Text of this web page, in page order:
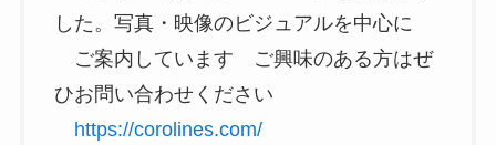
した。写真・映像のビジュアルを中心に
ご案内しています ご興味のある方はぜ
ひお問い合わせください
https://corolines.com/